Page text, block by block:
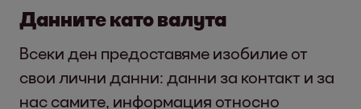
Данните като валута
Всеки ден предоставяме изобилие от
свои лични данни: данни за контакт и за
нас самите, информация относно